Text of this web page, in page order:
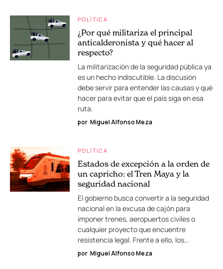
POLÍTICA
¿Por qué militariza el principal
anticalderonista y qué hacer al
respecto?
La militarización de la seguridad pública ya
es un hecho indiscutible. La discusión
debe servir para entender las causas y qué
hacer para evitar que el país siga en esa
ruta.
por Miguel Alfonso Meza
POLÍTICA
Estados de excepción a la orden de
un capricho: el Tren Maya y la
seguridad nacional
El gobierno busca convertir a la seguridad
nacional en la excusa de cajón para
imponer trenes, aeropuertos civiles o
cualquier proyecto que encuentre
resistencia legal. Frente a ello, los…
por Miguel Alfonso Meza